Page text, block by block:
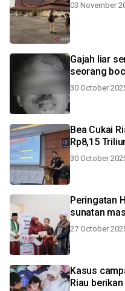
03 November
Gajah liar
seorang
30 October
Bea Cukai
Rp8,15
30 October
Peringatan
sunatan
27 October
Kasus
Riau